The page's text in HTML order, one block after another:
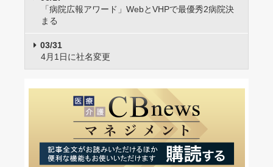
「病院広報アワード」WebとVHPで最優秀2病院決
まる
03/31
4月1日に社名変更